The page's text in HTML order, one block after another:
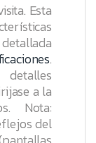
Esta
.
a la
. Nota:
del